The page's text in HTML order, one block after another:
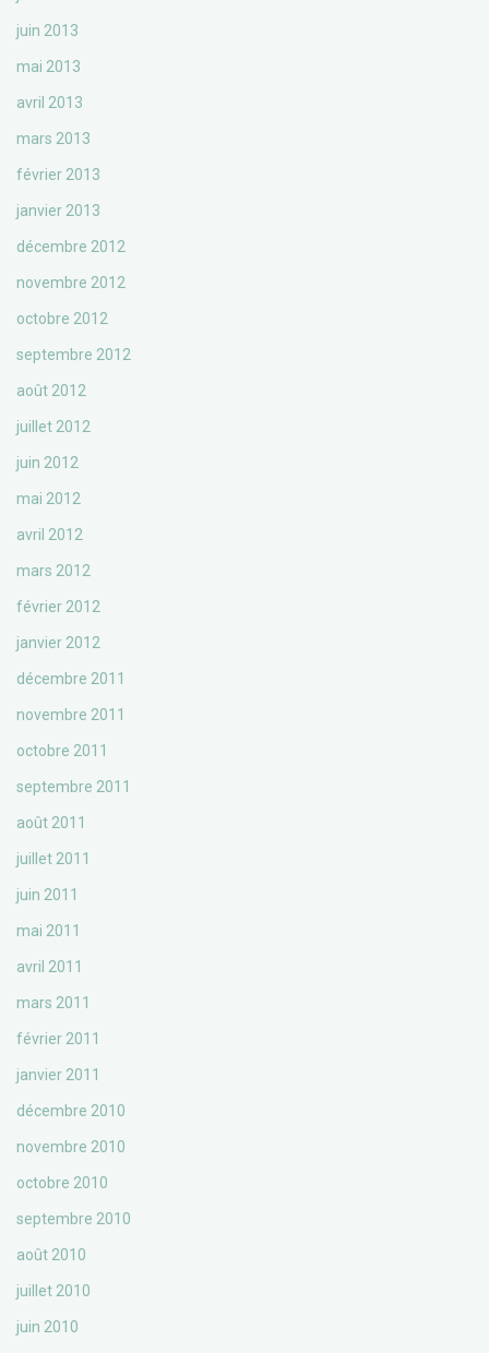
juin 2013
mai 2013
avril 2013
mars 2013
février 2013
janvier 2013
décembre 2012
novembre 2012
octobre 2012
septembre 2012
août 2012
juillet 2012
juin 2012
mai 2012
avril 2012
mars 2012
février 2012
janvier 2012
décembre 2011
novembre 2011
octobre 2011
septembre 2011
août 2011
juillet 2011
juin 2011
mai 2011
avril 2011
mars 2011
février 2011
janvier 2011
décembre 2010
novembre 2010
octobre 2010
septembre 2010
août 2010
juillet 2010
juin 2010